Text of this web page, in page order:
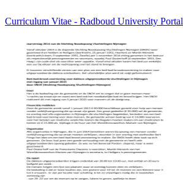
Curriculum Vitae - Radboud University Portal